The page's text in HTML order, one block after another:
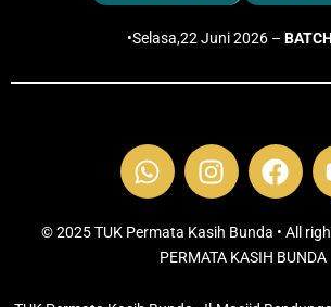
•Selasa,22 Juni 2026 –
W
h
t
I
n
t
a
F
a
e
b
© 2025 TUK Permata Kasih Bunda • All
PERMATA KASIH BUNDA